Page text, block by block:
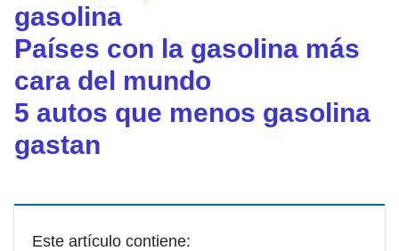
gasolina
Países con la gasolina más
cara del mundo
5 autos que menos gasolina
gastan
Este artículo contiene: